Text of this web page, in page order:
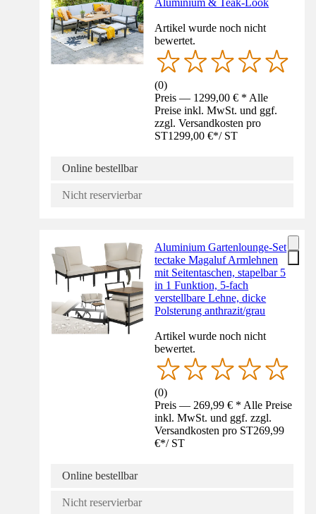
Artikel wurde noch nicht
bewertet.
(0)
Preis — 1299,00 € * Alle
Preise inkl. MwSt. und ggf.
zzgl. Versandkosten pro
ST1299,00 €*/ ST
Online bestellbar
Nicht reservierbar
Aluminium Gartenlounge-Set
tectake Magaluf Armlehnen
mit Seitentaschen, stapelbar 5
in 1 Funktion, 5-fach
verstellbare Lehne, dicke
Polsterung anthrazit/grau
Artikel wurde noch nicht
bewertet.
(0)
Preis — 269,99 € * Alle Preise
inkl. MwSt. und ggf. zzgl.
Versandkosten pro ST269,99
€*/ ST
Online bestellbar
Nicht reservierbar